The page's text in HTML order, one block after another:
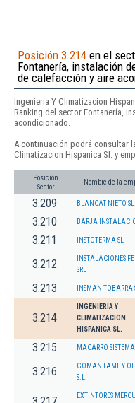
Posición 3.214 en el
Fontanería, instalación
de calefacción y aire
Ingenieria Y Climatizacion
Ranking del sector Fontanería,
acondicionado.
A continuación podrá consultar
Climatizacion Hispanica Sl. y
Posición
Sector
Nombre de la
3.209 BLANCAT NIETO SL.
3.210 BARJA
3.211 INSTOTERMA SL
3.212
INSTALACIONES
SRL
3.213 INSMAN TOBARRA
3.214
INGENIERIA Y
CLIMATIZACION
HISPANICA SL.
3.215 MACARRO
3.216
GOMAN FAMILY
S.L.
EXTINTORES